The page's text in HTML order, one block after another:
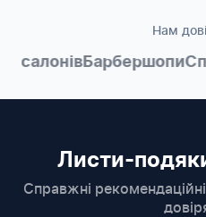
Нам
салонівБарбершопи
Листи-подяки
Справжні